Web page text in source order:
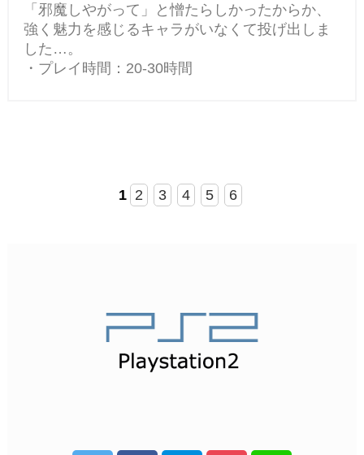
「邪魔しやがって」と憎たらしかったからか、
強く魅力を感じるキャラがいなくて投げ出しま
した…。
・プレイ時間：20-30時間
1 2 3 4 5 6